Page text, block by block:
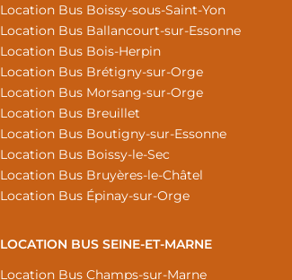
Location Bus Boissy-sous-Saint-Yon
Location Bus Ballancourt-sur-Essonne
Location Bus Bois-Herpin
Location Bus Brétigny-sur-Orge
Location Bus Morsang-sur-Orge
Location Bus Breuillet
Location Bus Boutigny-sur-Essonne
Location Bus Boissy-le-Sec
Location Bus Bruyères-le-Châtel
Location Bus Épinay-sur-Orge
LOCATION BUS SEINE-ET-MARNE
Location Bus Champs-sur-Marne